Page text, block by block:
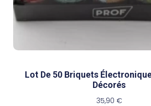
Lot De 50 Briquets
Décorés
35,90 €